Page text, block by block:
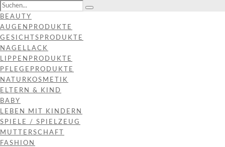
BEAUTY
AUGENPRODUKTE
GESICHTSPRODUKTE
NAGELLACK
LIPPENPRODUKTE
PFLEGEPRODUKTE
NATURKOSMETIK
ELTERN & KIND
BABY
LEBEN MIT KINDERN
SPIELE / SPIELZEUG
MUTTERSCHAFT
FASHION